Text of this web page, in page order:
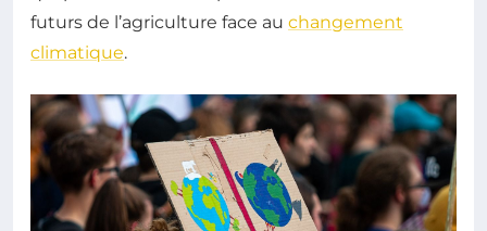
futurs de l’agriculture face au changement
climatique.